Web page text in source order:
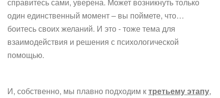
один единственный момент – вы поймете, что…
боитесь своих желаний. И это - тоже тема для
взаимодействия и решения с психологической
помощью.
И, собственно, мы плавно подходим ктретьему этапу,